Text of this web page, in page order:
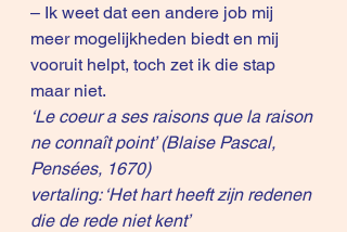
– Ik weet dat een andere job mij
meer mogelijkheden biedt en mij
vooruit helpt, toch zet ik die stap
maar niet.
‘Le coeur a ses raisons que la raison
ne connaît point’ (Blaise Pascal,
Pensées, 1670)
vertaling: ‘Het hart heeft zijn redenen
die de rede niet kent’